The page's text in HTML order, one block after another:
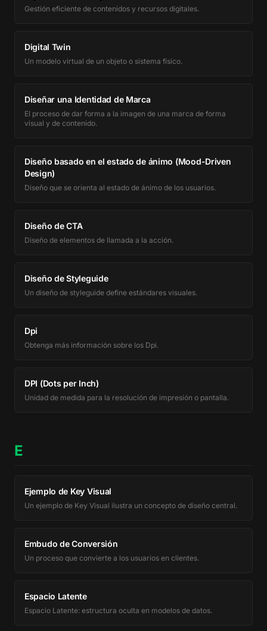
Gestión eficiente de contenidos y recursos digitales.
Digital Twin
Un modelo virtual de un objeto o sistema físico.
Diseñar una Identidad de Marca
El proceso de dar forma a la imagen de una marca de forma
visual y de contenido.
Diseño basado en el estado de ánimo (Mood-Driven
Design)
Diseño que se orienta al estado de ánimo de los usuarios.
Diseño de CTA
Diseño de elementos de llamada a la acción.
Diseño de Styleguide
Un diseño de styleguide define estándares visuales.
Dpi
Obtenga más información sobre los Dpi.
DPI (Dots per Inch)
Unidad de medida para la resolución de impresión o pantalla.
E
Ejemplo de Key Visual
Un ejemplo de Key Visual ilustra un concepto de diseño central.
Embudo de Conversión
Un proceso que convierte a los usuarios en clientes.
Espacio Latente
Espacio Latente: estructura oculta en modelos de datos.